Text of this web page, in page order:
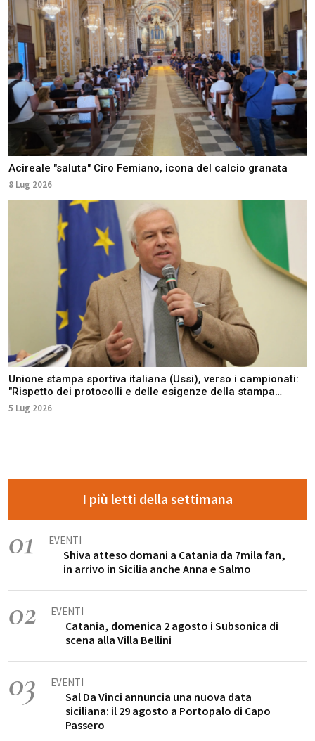
Acireale "saluta" Ciro Femiano, icona del calcio granata
8 Lug 2026
Unione stampa sportiva italiana (Ussi), verso i campionati:
"Rispetto dei protocolli e delle esigenze della stampa
sportiva"
5 Lug 2026
I più letti della settimana
01 EVENTI
Shiva atteso domani a Catania da 7mila fan,
in arrivo in Sicilia anche Anna e Salmo
02 EVENTI
Catania, domenica 2 agosto i Subsonica di
scena alla Villa Bellini
03 EVENTI
Sal Da Vinci annuncia una nuova data
siciliana: il 29 agosto a Portopalo di Capo
Passero